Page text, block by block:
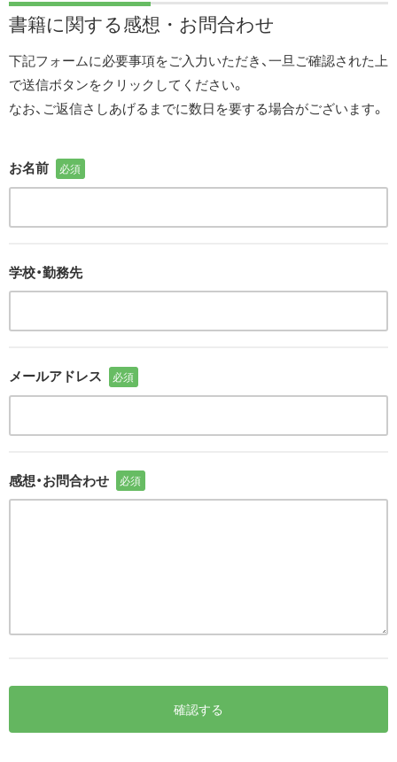
書籍に関する感想・お問合わせ
下記フォームに必要事項をご入力いただき、一旦ご確認された上
で送信ボタンをクリックしてください。
なお、ご返信さしあげるまでに数日を要する場合がございます。
お名前 必須
学校・勤務先
メールアドレス 必須
感想・お問合わせ 必須
確認する